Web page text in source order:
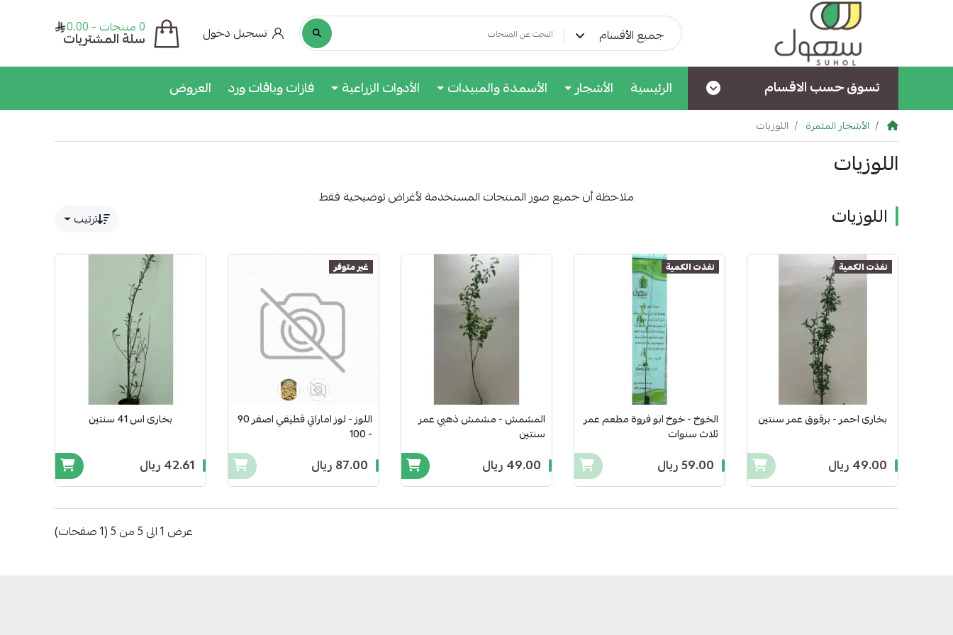
جميع الأقسام تسجيل دخول سلة المشتريات
0 منتجات - 0.00
تسوق حسب الاقسام الرئيسية الأشجار الأسمدة والمبيدات الأدوات الزراعية فازات وباقات ورد العروض
الأشجار المثمرة اللوزيات
اللوزيات
ملاحظة أن جميع صور المنتجات المستخدمة لأغراض توضيحية فقط
اللوزيات ترتيب
نفذت الكمية
بخارى احمر - برقوق عمر سنتين
49.00 ريال
نفذت الكمية
الخوخ - خوخ ابو فروة مطعم عمر
ثلاث سنوات
59.00 ريال
المشمش - مشمش ذهبي عمر
سنتين
49.00 ريال
غير متوفر
اللوز - لوز اماراتي قطيفي اصفر 90
- 100
87.00 ريال
بخارى اس 41 سنتين
42.61 ريال
عرض 1 الى 5 من 5 (1 صفحات)